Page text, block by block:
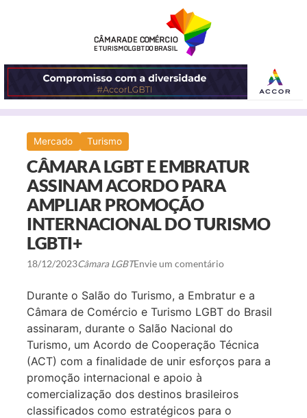
O
MENU
Mercado Turismo
CÂMARA LGBT E EMBRATUR
ASSINAM ACORDO PARA
AMPLIAR PROMOÇÃO
INTERNACIONAL DO TURISMO
LGBTI+
18/12/2023Câmara LGBTEnvie um comentário
Durante o Salão do Turismo, a Embratur e a
Câmara de Comércio e Turismo LGBT do Brasil
assinaram, durante o Salão Nacional do
Turismo, um Acordo de Cooperação Técnica
(ACT) com a finalidade de unir esforços para a
promoção internacional e apoio à
comercialização dos destinos brasileiros
classificados como estratégicos para o